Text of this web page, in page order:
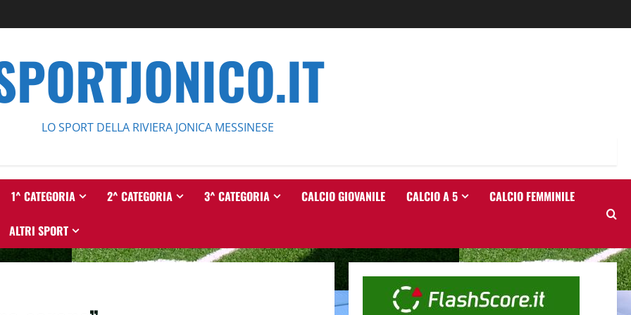
LO SPORT DELLA RIVIERA JONICA MESSINESE
1^ CATEGORIA 2^ CATEGORIA 3^ CATEGORIA CALCIO GIOVANILE CALCIO A 5 CALCIO FEMMINILE
ALTRI SPORT